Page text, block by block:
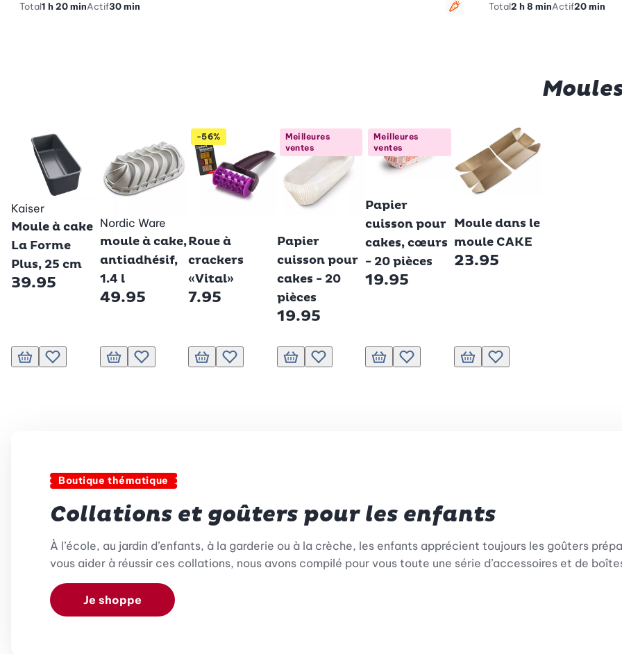
Total1 h 20 minActif30 min Total2 h 8 minActif20 min
Kaiser
Moule à cake
La Forme
Plus, 25 cm
39.95
Ajouter au panier
Ajouter à la liste de souhaits.
Nordic Ware
moule à cake,
antiadhésif,
1.4 l
49.95
Ajouter au panier
Ajouter à la liste de souhaits.
-56%
Roue à
crackers
«Vital»
7.95
Ajouter au panier
Ajouter à la liste de souhaits.
Meilleures
ventes
Papier
cuisson pour
cakes - 20
pièces
19.95
Ajouter au panier
Ajouter à la liste de souhaits.
Meilleures
ventes
Papier
cuisson pour
cakes, cœurs
- 20 pièces
19.95
Ajouter au panier
Ajouter à la liste de souhaits.
Moule dans le
moule CAKE
23.95
Ajouter au panier
Ajouter à la liste de souhaits.
Boutique thématique
Collations et goûters pour les enfants
À l’école, au jardin d’enfants, à la garderie ou à la crèche, les enfants apprécient toujours les goûters
vous aider à réussir ces collations, nous avons compilé pour vous toute une série d’accessoires et de
Je shoppe